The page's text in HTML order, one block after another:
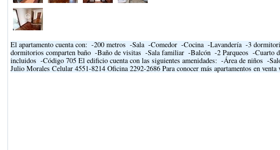
El apartamento cuenta con: ­ -200 metros ­ -Sala ­ -Comedor ­ -Cocina ­ -Lavandería ­ -3
dormitorios comparten baño ­ -Baño de visitas ­ -Sala familiar ­ -Balcón ­ -2 Parqueos ­ -Cuarto
incluidos ­ -Código 705 El edificio cuenta con las siguientes amenidades: ­ -Área de niños ­ -
Julio Morales Celular 4551-8214 Oficina 2292-2686 Para conocer más apartamentos en